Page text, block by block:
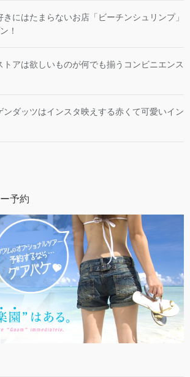
きにはたまらないお店「ビーチンシュリンプ」
！
トアは欲しいものが何でも揃うコンビニエンス
ンダッツはインスタ映えする赤くて可愛いイン
予約